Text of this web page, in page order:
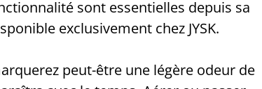
sont essentielles depuis sa
exclusivement chez JYSK.
peut-être une légère odeur de